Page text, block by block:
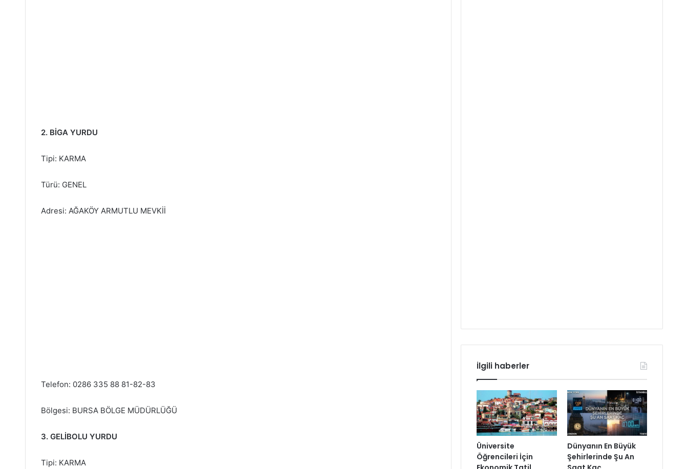
2. BİGA YURDU
Tipi: KARMA
Türü: GENEL
Adresi: AĞAKÖY ARMUTLU MEVKİİ
Telefon: 0286 335 88 81-82-83
Bölgesi: BURSA BÖLGE MÜDÜRLÜĞÜ
3. GELİBOLU YURDU
Tipi: KARMA
İlgili haberler
Üniversite
Öğrencileri İçin
Dünyanın En Büyük
Şehirlerinde Şu An